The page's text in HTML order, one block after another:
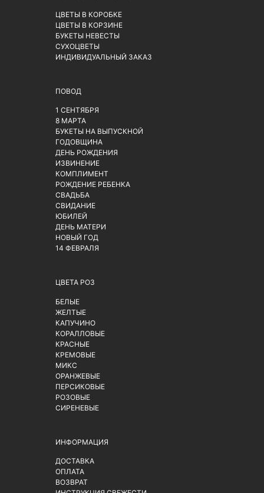
ЦВЕТЫ В КОРОБКЕ
ЦВЕТЫ В КОРЗИНЕ
БУКЕТЫ НЕВЕСТЫ
СУХОЦВЕТЫ
ИНДИВИДУАЛЬНЫЙ ЗАКАЗ
ПОВОД
1 СЕНТЯБРЯ
8 МАРТА
БУКЕТЫ НА ВЫПУСКНОЙ
ГОДОВЩИНА
ДЕНЬ РОЖДЕНИЯ
ИЗВИНЕНИЕ
КОМПЛИМЕНТ
РОЖДЕНИЕ РЕБЕНКА
СВАДЬБА
СВИДАНИЕ
ЮБИЛЕЙ
ДЕНЬ МАТЕРИ
НОВЫЙ ГОД
14 ФЕВРАЛЯ
ЦВЕТА РОЗ
БЕЛЫЕ
ЖЕЛТЫЕ
КАПУЧИНО
КОРАЛЛОВЫЕ
КРАСНЫЕ
КРЕМОВЫЕ
МИКС
ОРАНЖЕВЫЕ
ПЕРСИКОВЫЕ
РОЗОВЫЕ
СИРЕНЕВЫЕ
ИНФОРМАЦИЯ
ДОСТАВКА
ОПЛАТА
ВОЗВРАТ